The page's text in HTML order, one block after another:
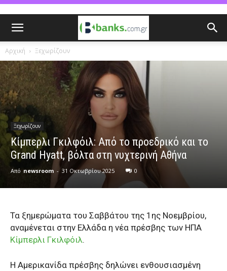
Αρχική Ξεχωρίζουν
Ξεχωρίζουν
Κίμπερλι Γκιλφόιλ: Από το προεδρικό και το
Grand Hyatt, βόλτα στη νυχτερινή Αθήνα
Από newsroom - 31 Οκτωβρίου 2025 0
Τα ξημερώματα του Σαββάτου της 1ης Νοεμβρίου,
αναμένεται στην Ελλάδα η νέα πρέσβης των ΗΠΑ
Κίμπερλι Γκιλφόιλ.
Η Αμερικανίδα πρέσβης δηλώνει ενθουσιασμένη